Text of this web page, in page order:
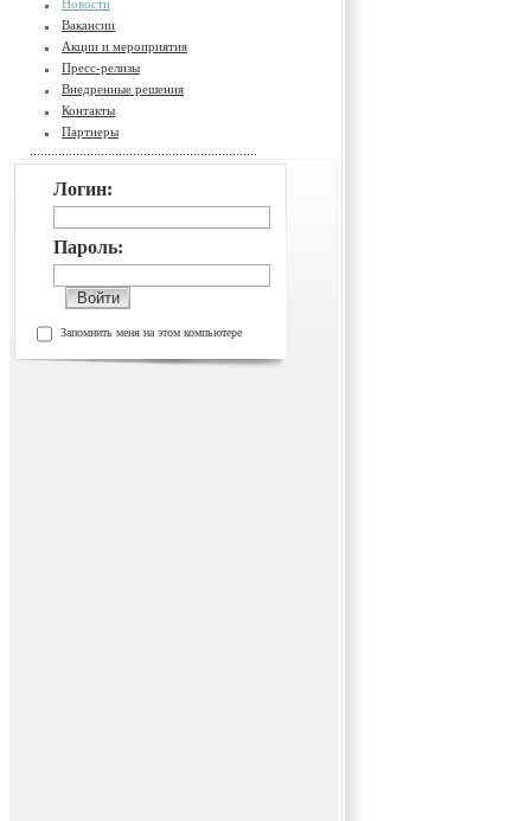
Новости
Вакансии
Акции и мероприятия
Пресс-релизы
Внедренные решения
Контакты
Партнеры
Логин:
Пароль:
Запомнить меня на этом компьютере